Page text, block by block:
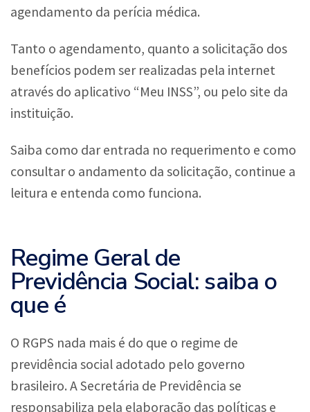
agendamento da perícia médica.
Tanto o agendamento, quanto a solicitação dos
benefícios podem ser realizadas pela internet
através do aplicativo “Meu INSS”, ou pelo site da
instituição.
Saiba como dar entrada no requerimento e como
consultar o andamento da solicitação, continue a
leitura e entenda como funciona.
Regime Geral de
Previdência Social: saiba o
que é
O RGPS nada mais é do que o regime de
previdência social adotado pelo governo
brasileiro. A Secretária de Previdência se
responsabiliza pela elaboração das políticas e